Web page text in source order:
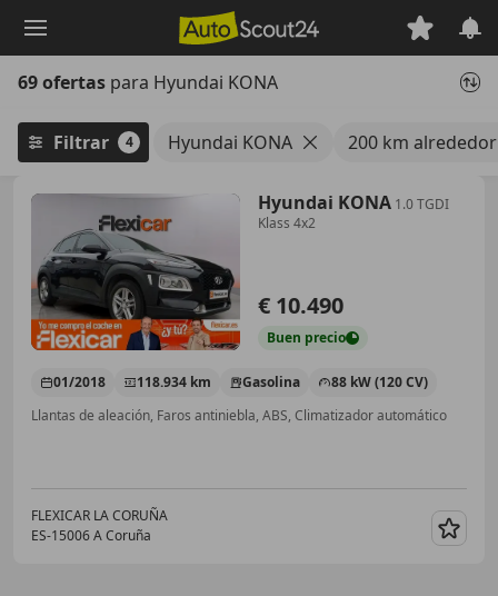
principal
69 ofertas para Hyundai KONA
Filtrar 4 Hyundai KONA 200 km
Hyundai KONA 1.0 TGDI
Klass 4x2
€ 10.490
Buen precio
01/2018 118.934 km Gasolina
88 kW (120 CV)
Llantas de aleación, Faros antiniebla, ABS, Climatizador automático
FLEXICAR LA CORUÑA
ES-15006 A Coruña